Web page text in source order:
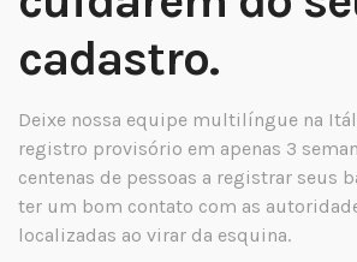
cadastro.
Deixe nossa equipe multilíngue na
registro provisório em apenas 3
centenas de pessoas a registrar seus
ter um bom contato com as
localizadas ao virar da esquina.